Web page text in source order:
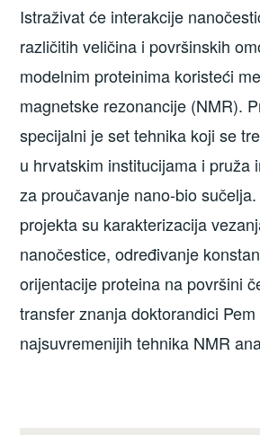
Istraživat će interakcije
različitih veličina i površinskih
modelnim proteinima koristeći
magnetske rezonancije (NMR).
specijalni je set tehnika koji se
u hrvatskim institucijama i pruža
za proučavanje nano-bio
projekta su karakterizacija
nanočestice, određivanje
orijentacije proteina na površini
transfer znanja doktorandici
najsuvremenijih tehnika NMR